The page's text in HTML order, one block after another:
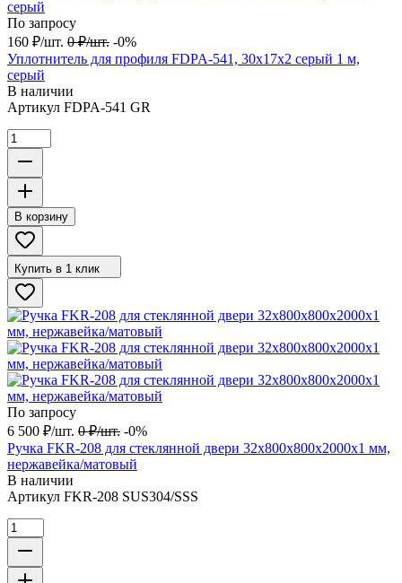
По запросу
160 ₽/шт. 0 ₽/шт. -0%
Уплотнитель для профиля FDPA-541, 30х17х2 серый 1 м,
серый
В наличии
Артикул FDPA-541 GR
В корзину
Купить в 1 клик
По запросу
6 500 ₽/шт. 0 ₽/шт. -0%
Ручка FKR-208 для стеклянной двери 32x800х800х2000х1 мм,
нержавейка/матовый
В наличии
Артикул FKR-208 SUS304/SSS